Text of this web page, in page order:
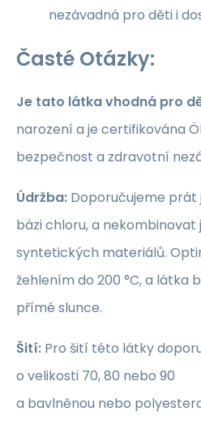
nezávadná pro děti i
Časté Otázky:
Je tato látka vhodná pro
narození a je certifikována
bezpečnost a zdravotní
Údržba: Doporučujeme prát
bázi chloru, a
syntetických materiálů.
žehlením do 200 °C, a látka
přímé slunce.
Šití: Pro šití této látky
o velikosti 70, 80 nebo 90
a bavlněnou nebo